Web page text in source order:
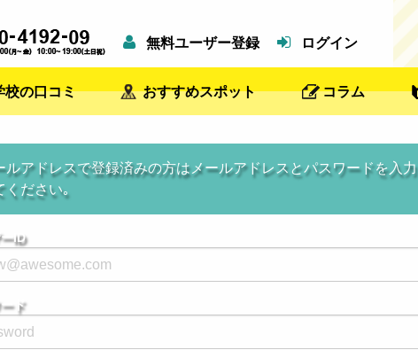
無料ユーザー登録 ログイン
校の口コミ おすすめスポット コラム
ルアドレスで登録済みの方はメールアドレスとパスワードを入力
ください｡
ID
ド